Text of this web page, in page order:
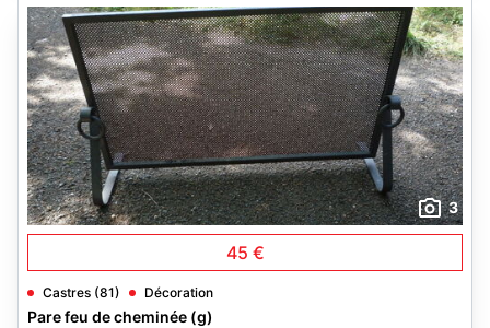
3
45 €
Castres (81) Décoration
Pare feu de cheminée (g)